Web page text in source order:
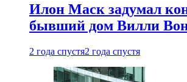
Илон Маск задумал
бывший дом Вилли
2 года спустя2 года спустя